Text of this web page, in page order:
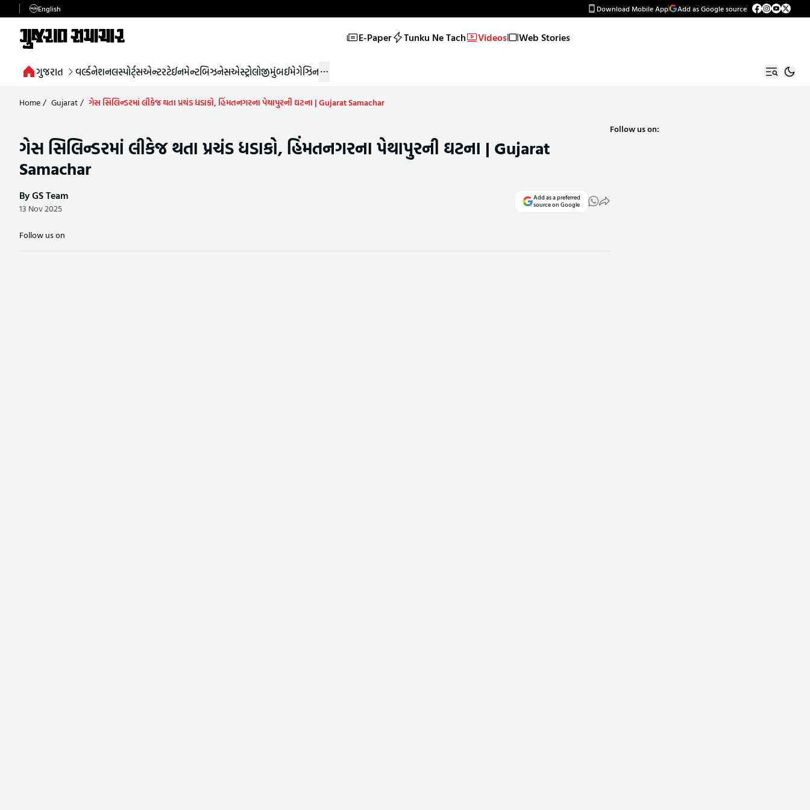
English Download Mobile App Add as Google source
E-Paper Tunku Ne Tach Videos Web Stories
ગુજરાત વર્લ્ડનેશનલસ્પોર્ટ્સએન્ટરટેઈનમેન્ટબિઝનેસએસ્ટ્રોલોજીમુંબઈમેગેઝિન
Home/ Gujarat/ ગેસ સિલિન્ડરમાં લીકેજ થતા પ્રચંડ ધડાકો, હિંમતનગરના પેથાપુરની ઘટના | Gujarat Samachar
ગેસ સિલિન્ડરમાં લીકેજ થતા પ્રચંડ ધડાકો, હિંમતનગરના પેથાપુરની ઘટના | Gujarat
Samachar
By GS Team
13 Nov 2025
Add as a preferred
source on Google
Follow us on
Follow us on: